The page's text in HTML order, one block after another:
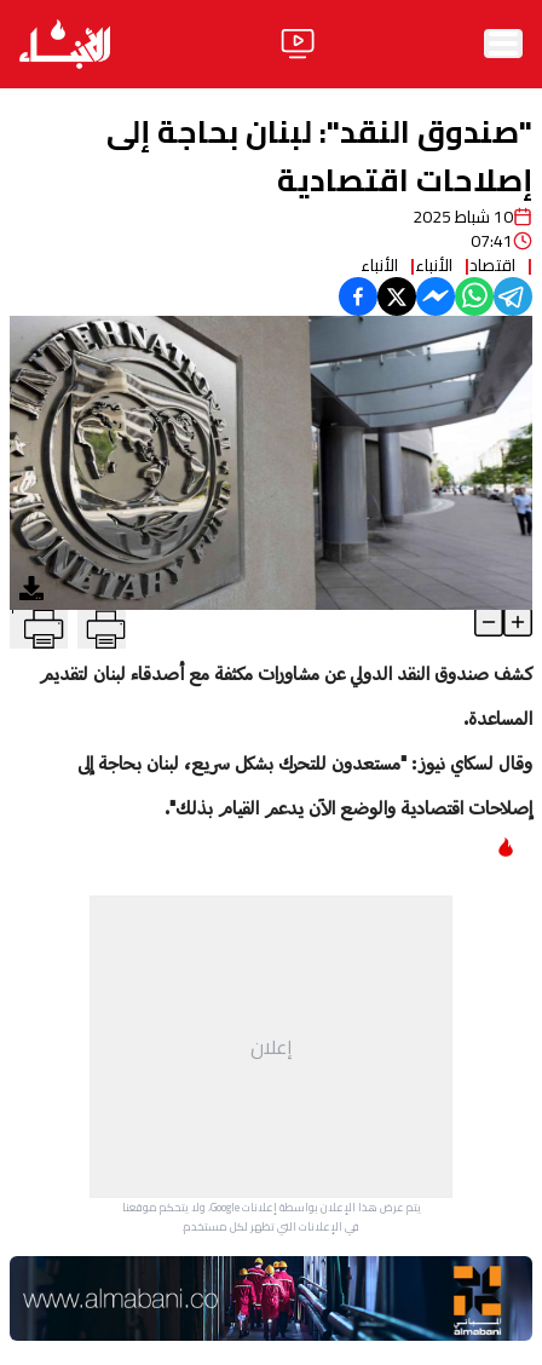
الأخبار
ثقافة ومجتمع
منوعات
آراء
فيديو
مواقف
وليد جنبلاطالحزب
ابحث
"صندوق النقد": لبنان بحاجة إلى
إصلاحات اقتصادية
10 شباط 2025
07:41
اقتصاد الأنباء الأنباء
"صندوق النقد": لبنان بحاجة إلى إصلاحات اقتصادية T
Article Content
كشف صندوق النقد الدولي عن مشاورات مكثفة مع أصدقاء لبنان لتقديم
المساعدة.
وقال لسكاي نيوز: "مستعدون للتحرك بشكل سريع، لبنان بحاجة إلى
إصلاحات اقتصادية والوضع الآن يدعم القيام بذلك".
إعلان
يتم عرض هذا الإعلان بواسطة إعلانات Google، ولا يتحكم موقعنا
في الإعلانات التي تظهر لكل مستخدم.
Advertisement Section